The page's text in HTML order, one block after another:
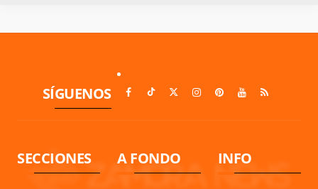
SÍGUENOS
SECCIONES A FONDO INFO